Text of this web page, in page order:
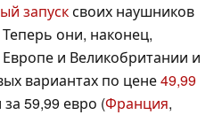
запусксвоих наушников
они, наконец,
и Великобритании и
вариантах по цене49,99
за 59,99 евро (Франция,